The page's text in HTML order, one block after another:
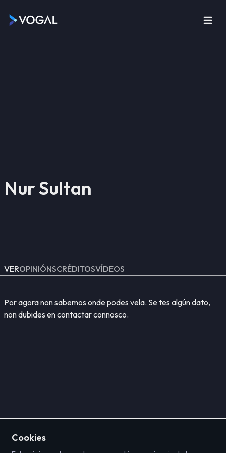
Nur Sultan
VEROPINIÓNSCRÉDITOSVÍDEOS
Por agora non sabemos onde podes vela. Se tes algún dato,
non dubides en contactar connosco.
Cookies